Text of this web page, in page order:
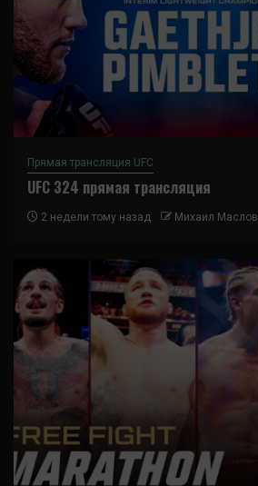
Прямая трансляция UFC
UFC 324 прямая трансляция
2 недели тому назад Михаил Маслов